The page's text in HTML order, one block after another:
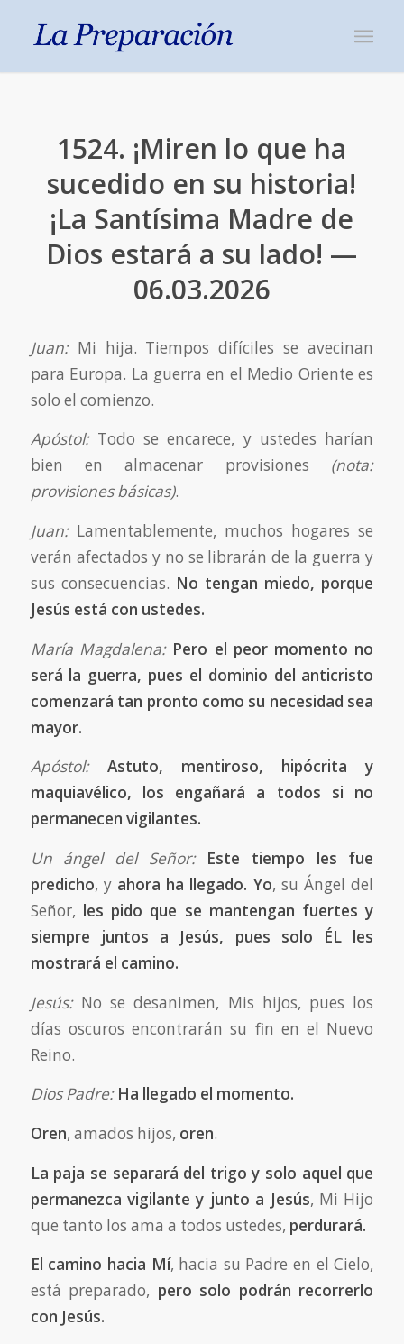
1524. ¡Miren lo que ha
sucedido en su historia!
¡La Santísima Madre de
Dios estará a su lado! —
06.03.2026
Juan:Mi hija. Tiempos difíciles se avecinan
para Europa. La guerra en el Medio Oriente es
solo el comienzo.
Apóstol:Todo se encarece, y ustedes harían
bien en almacenar provisiones (nota:
provisiones básicas).
Juan:Lamentablemente, muchos hogares se
verán afectados y no se librarán de la guerra y
sus consecuencias. No tengan miedo, porque
Jesús está con ustedes.
María Magdalena: Pero el peor momento no
será la guerra, pues el dominio del anticristo
comenzará tan pronto como su necesidad sea
mayor.
Apóstol:
Astuto, mentiroso, hipócrita y
maquiavélico, los engañará a todos si no
permanecen vigilantes.
Un ángel del Señor:
Este tiempo les fue
predicho, y ahora ha llegado. Yo, su Ángel del
Señor, les pido que se mantengan fuertes y
siempre juntos a Jesús, pues solo ÉL les
mostrará el camino.
Jesús:No se desanimen, Mis hijos, pues los
días oscuros encontrarán su fin en el Nuevo
Reino.
Dios Padre: Ha llegado el momento.
Oren, amados hijos, oren.
La paja se separará del trigo y solo aquel que
permanezca vigilante y junto a Jesús, Mi Hijo
que tanto los ama a todos ustedes, perdurará.
El camino hacia Mí, hacia su Padre en el Cielo,
está preparado, pero solo podrán recorrerlo
con Jesús.